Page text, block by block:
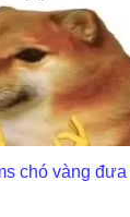
chó vàng